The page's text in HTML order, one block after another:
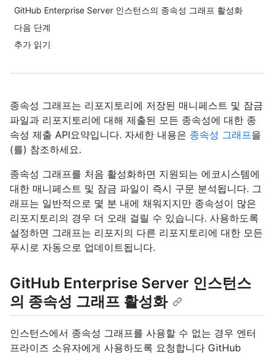
GitHub Enterprise Server 인스턴스의 종속성 그래프 활성화
다음 단계
추가 읽기
종속성 그래프는 리포지토리에 저장된 매니페스트 및 잠금
파일과 리포지토리에 대해 제출된 모든 종속성에 대한 종
속성 제출 API요약입니다. 자세한 내용은 종속성 그래프을
(를) 참조하세요.
종속성 그래프를 처음 활성화하면 지원되는 에코시스템에
대한 매니페스트 및 잠금 파일이 즉시 구문 분석됩니다. 그
래프는 일반적으로 몇 분 내에 채워지지만 종속성이 많은
리포지토리의 경우 더 오래 걸릴 수 있습니다. 사용하도록
설정하면 그래프는 리포지의 다른 리포지토리에 대한 모든
푸시로 자동으로 업데이트됩니다.
GitHub Enterprise Server 인스턴스
의 종속성 그래프 활성화
인스턴스에서 종속성 그래프를 사용할 수 없는 경우 엔터
프라이즈 소유자에게 사용하도록 요청합니다 GitHub